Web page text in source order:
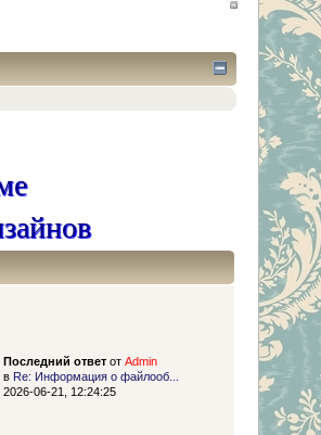
Последний ответот Admin
в Re: Информация о файлооб...
2026-06-21, 12:24:25